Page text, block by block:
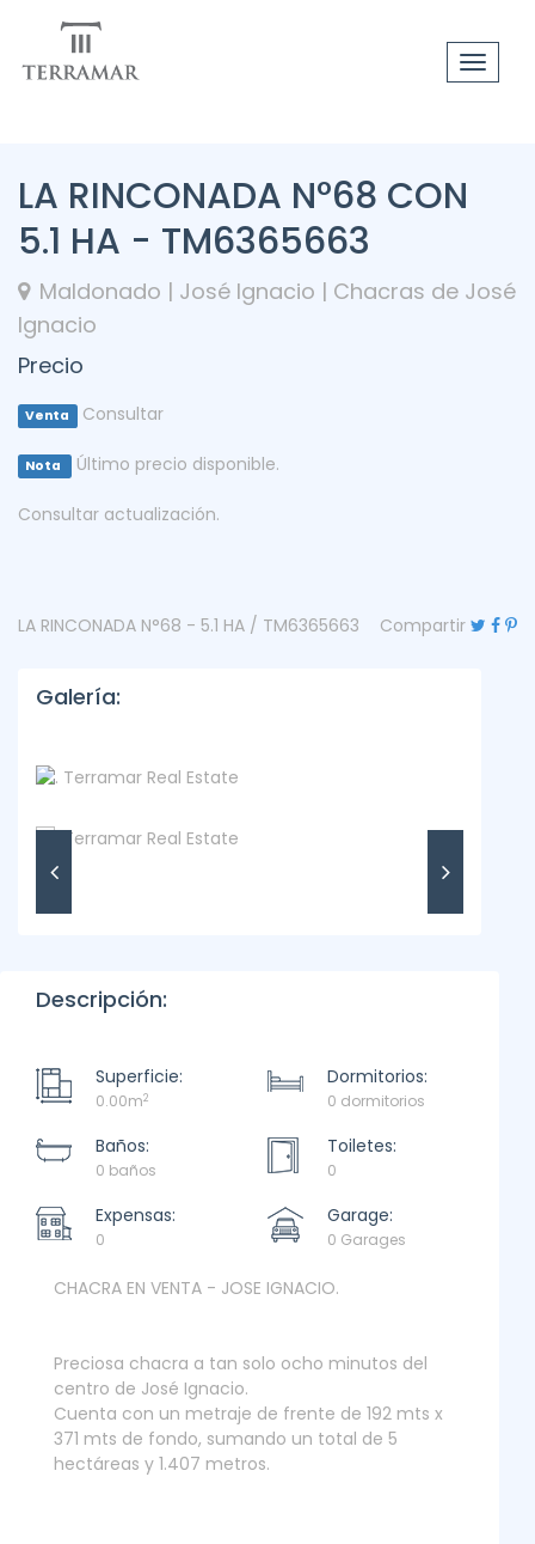
Toggle
LA RINCONADA N°68 CON
5.1 HA - TM6365663
Maldonado | José Ignacio | Chacras de José
Ignacio
Precio
Venta Consultar
Nota Último precio disponible.
Consultar actualización.
LA RINCONADA N°68 - 5.1 HA / TM6365663 Compartir
Galería:
Descripción:
Superficie:
0.00m2
Dormitorios:
0 dormitorios
Baños:
0 baños
Toiletes:
0
Expensas:
0
Garage:
0 Garages
CHACRA EN VENTA - JOSE IGNACIO.
Preciosa chacra a tan solo ocho minutos del
centro de José Ignacio.
Cuenta con un metraje de frente de 192 mts x
371 mts de fondo, sumando un total de 5
hectáreas y 1.407 metros.